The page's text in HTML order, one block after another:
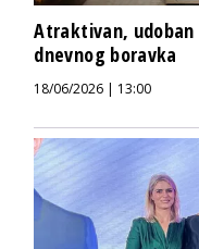
Atraktivan,
dnevnog boravka
18/06/2026 | 13:00